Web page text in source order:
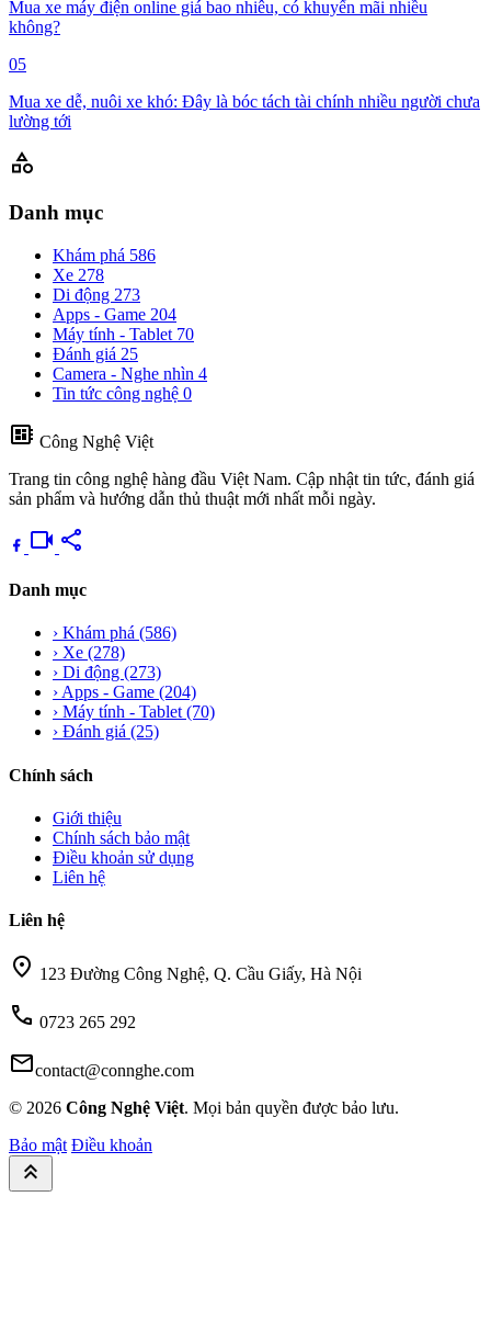
Mua xe máy điện online giá bao nhiêu, có khuyến mãi nhiều
không?
05
Mua xe dễ, nuôi xe khó: Đây là bóc tách tài chính nhiều người chưa
lường tới
category
Danh mục
Khám phá 586
Xe 278
Di động 273
Apps - Game 204
Máy tính - Tablet 70
Đánh giá 25
Camera - Nghe nhìn 4
Tin tức công nghệ 0
developer_board Công Nghệ Việt
Trang tin công nghệ hàng đầu Việt Nam. Cập nhật tin tức, đánh giá
sản phẩm và hướng dẫn thủ thuật mới nhất mỗi ngày.
videocam share
Danh mục
› Khám phá (586)
› Xe (278)
› Di động (273)
› Apps - Game (204)
› Máy tính - Tablet (70)
› Đánh giá (25)
Chính sách
Giới thiệu
Chính sách bảo mật
Điều khoản sử dụng
Liên hệ
Liên hệ
location_on 123 Đường Công Nghệ, Q. Cầu Giấy, Hà Nội
call 0723 265 292
mailcontact@connghe.com
© 2026 Công Nghệ Việt. Mọi bản quyền được bảo lưu.
Bảo mật Điều khoản
keyboard_double_arrow_up